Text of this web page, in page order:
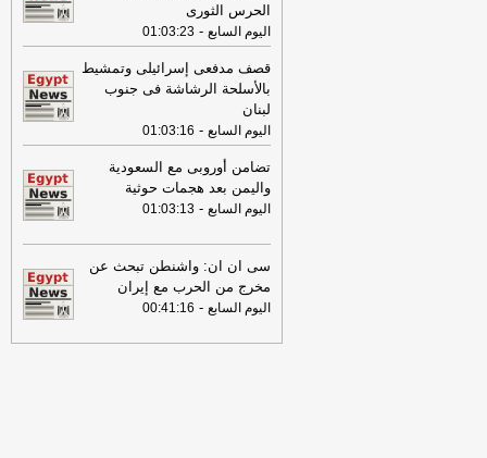
08:16
عناوين الصحف المصرية ليوم
الجمعة 31-07-2026
-
19:49
السيسي: الجهات المعنية باشرت
التحقيقات للوقوف على تفاصيل الهجوم
بمسيّرة على ميناء دمياط
09:26
مجلس الوزراء المصري: الحريق
الذي تعرضت له سفينتان في ميناء دمياط
أمس ناتج عن طائرة مسيرة
أل بي سي أي
08:34
عناوين الصحف المصرية ليوم
18:41
رئيس "الوطنية للصحافة" يكشف
تفاصيل حملة الصحف القومية لمواجهة
مخاطر السوشيال ميديا
موقع مصراوي
الحرس الثورى
اليوم السابع -
01:03:23
قصف مدفعى إسرائيلى وتمشيط
بالأسلحة الرشاشة فى جنوب
لبنان
اليوم السابع -
01:03:16
تضامن أوروبى مع السعودية
واليمن بعد هجمات حوثية
اليوم السابع -
01:03:13
سى ان ان: واشنطن تبحث عن
مخرج من الحرب مع إيران
اليوم السابع -
00:41:16